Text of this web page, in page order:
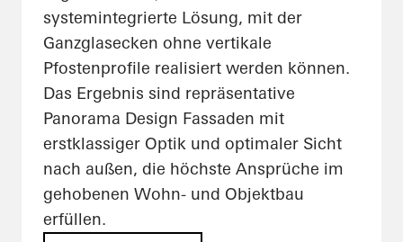
systemintegrierte Lösung, mit der
Ganzglasecken ohne vertikale
Pfostenprofile realisiert werden können.
Das Ergebnis sind repräsentative
Panorama Design Fassaden mit
erstklassiger Optik und optimaler Sicht
nach außen, die höchste Ansprüche im
gehobenen Wohn- und Objektbau
erfüllen.